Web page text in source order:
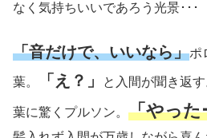
なく気持ちいいであろう光景･･･
「音だけで、いいなら」ポ
葉。 「え？」 と入間が聞き返す
葉に驚くプルソン。 「やった